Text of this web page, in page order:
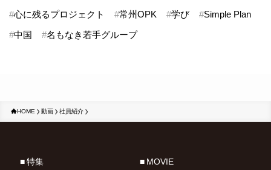
#心に残るプロジェクト #常州OPK #学び #Simple Plan
#中国 #名もなき若手グループ
HOME 動画 社員紹介
特集 MOVIE